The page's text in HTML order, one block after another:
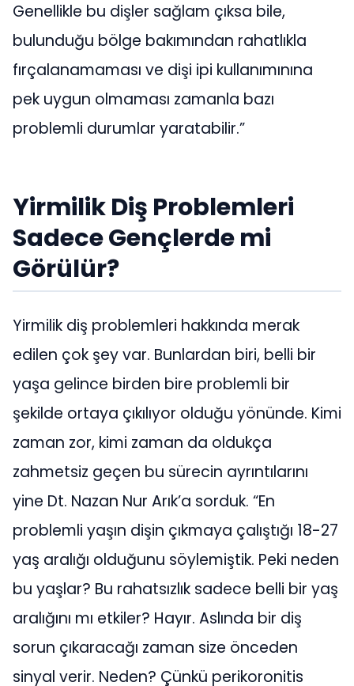
Genellikle bu dişler sağlam çıksa bile,
bulunduğu bölge bakımından rahatlıkla
fırçalanamaması ve dişi ipi kullanımınına
pek uygun olmaması zamanla bazı
problemli durumlar yaratabilir.”
Yirmilik Diş Problemleri
Sadece Gençlerde mi
Görülür?
Yirmilik diş problemleri hakkında merak
edilen çok şey var. Bunlardan biri, belli bir
yaşa gelince birden bire problemli bir
şekilde ortaya çıkılıyor olduğu yönünde. Kimi
zaman zor, kimi zaman da oldukça
zahmetsiz geçen bu sürecin ayrıntılarını
yine Dt. Nazan Nur Arık’a sorduk. “En
problemli yaşın dişin çıkmaya çalıştığı 18-27
yaş aralığı olduğunu söylemiştik. Peki neden
bu yaşlar? Bu rahatsızlık sadece belli bir yaş
aralığını mı etkiler? Hayır. Aslında bir diş
sorun çıkaracağı zaman size önceden
sinyal verir. Neden? Çünkü perikoronitis